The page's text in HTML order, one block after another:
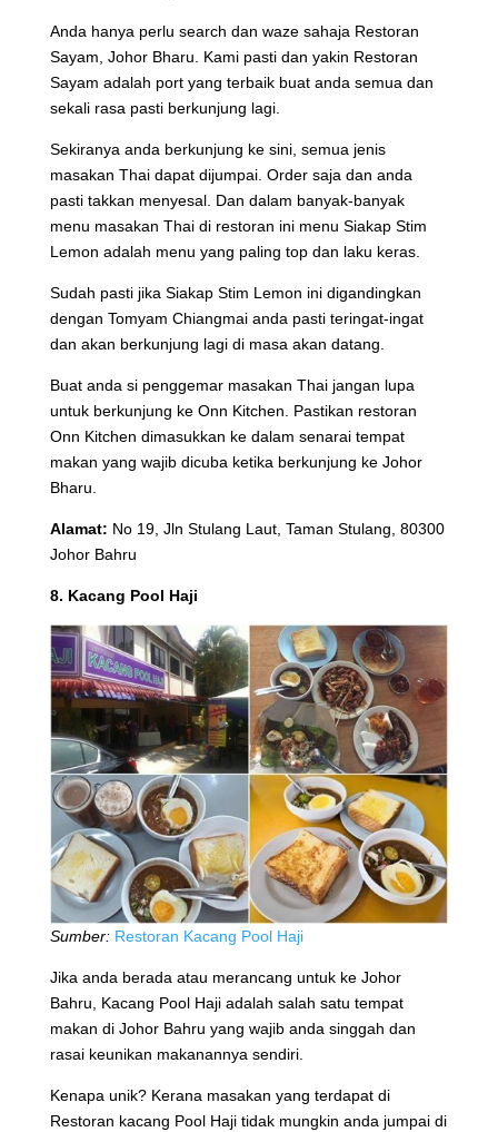
Anda hanya perlu search dan waze sahaja Restoran
Sayam, Johor Bharu. Kami pasti dan yakin Restoran
Sayam adalah port yang terbaik buat anda semua dan
sekali rasa pasti berkunjung lagi.
Sekiranya anda berkunjung ke sini, semua jenis
masakan Thai dapat dijumpai. Order saja dan anda
pasti takkan menyesal. Dan dalam banyak-banyak
menu masakan Thai di restoran ini menu Siakap Stim
Lemon adalah menu yang paling top dan laku keras.
Sudah pasti jika Siakap Stim Lemon ini digandingkan
dengan Tomyam Chiangmai anda pasti teringat-ingat
dan akan berkunjung lagi di masa akan datang.
Buat anda si penggemar masakan Thai jangan lupa
untuk berkunjung ke Onn Kitchen. Pastikan restoran
Onn Kitchen dimasukkan ke dalam senarai tempat
makan yang wajib dicuba ketika berkunjung ke Johor
Bharu.
Alamat: No 19, Jln Stulang Laut, Taman Stulang, 80300
Johor Bahru
8. Kacang Pool Haji
Sumber: Restoran Kacang Pool Haji
Jika anda berada atau merancang untuk ke Johor
Bahru, Kacang Pool Haji adalah salah satu tempat
makan di Johor Bahru yang wajib anda singgah dan
rasai keunikan makanannya sendiri.
Kenapa unik? Kerana masakan yang terdapat di
Restoran kacang Pool Haji tidak mungkin anda jumpai di